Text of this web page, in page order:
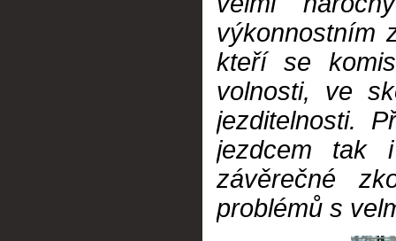
výkonnostním
kteří se
volnosti, ve
jezditelnosti.
jezdcem tak
závěrečné
problémů s